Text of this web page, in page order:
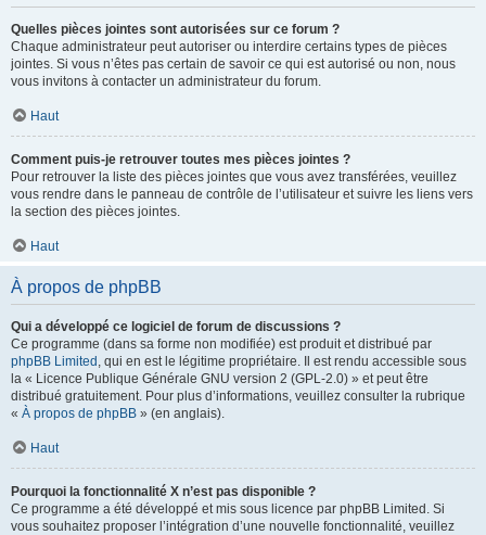
Quelles pièces jointes sont autorisées sur ce forum ?
Chaque administrateur peut autoriser ou interdire certains types de pièces
jointes. Si vous n’êtes pas certain de savoir ce qui est autorisé ou non, nous
vous invitons à contacter un administrateur du forum.
Haut
Comment puis-je retrouver toutes mes pièces jointes ?
Pour retrouver la liste des pièces jointes que vous avez transférées, veuillez
vous rendre dans le panneau de contrôle de l’utilisateur et suivre les liens vers
la section des pièces jointes.
Haut
À propos de phpBB
Qui a développé ce logiciel de forum de discussions ?
Ce programme (dans sa forme non modifiée) est produit et distribué par
phpBB Limited , qui en est le légitime propriétaire. Il est rendu accessible sous
la « Licence Publique Générale GNU version 2 (GPL-2.0) » et peut être
distribué gratuitement. Pour plus d’informations, veuillez consulter la rubrique
« À propos de phpBB » (en anglais).
Haut
Pourquoi la fonctionnalité X n’est pas disponible ?
Ce programme a été développé et mis sous licence par phpBB Limited. Si
vous souhaitez proposer l’intégration d’une nouvelle fonctionnalité, veuillez